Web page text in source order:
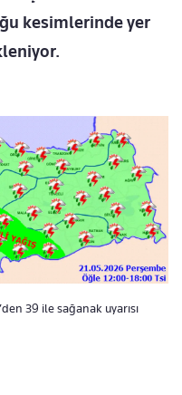
kesimlerinde yer
39 ile sağanak uyarısı